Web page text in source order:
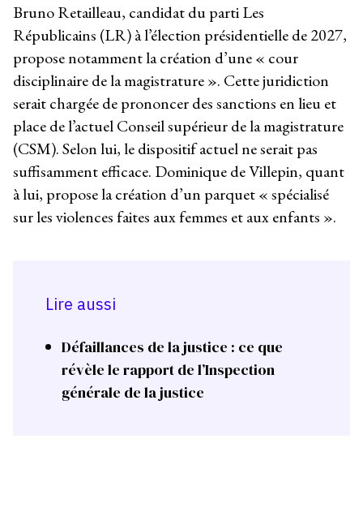
Bruno Retailleau, candidat du parti Les
Républicains (LR) à l’élection présidentielle de 2027,
propose notamment la création d’une « cour
disciplinaire de la magistrature ». Cette juridiction
serait chargée de prononcer des sanctions en lieu et
place de l’actuel Conseil supérieur de la magistrature
(CSM). Selon lui, le dispositif actuel ne serait pas
suffisamment efficace. Dominique de Villepin, quant
à lui, propose la création d’un parquet « spécialisé
sur les violences faites aux femmes et aux enfants ».
Lire aussi
Défaillances de la justice : ce que
révèle le rapport de l’Inspection
générale de la justice